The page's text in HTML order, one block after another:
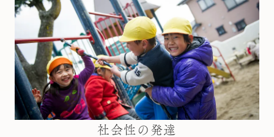
社会性の発達